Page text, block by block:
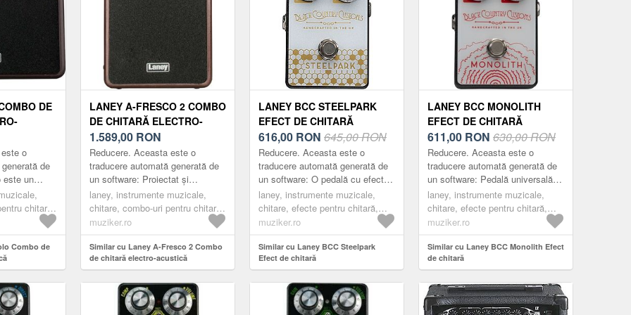
DE
o
de
este un
acustică
și portabil,
chitare,
Combo de
LANEY A-FRESCO 2 COMBO
DE CHITARĂ ELECTRO-
ACUSTICĂ
1.589,00 RON
Reducere. Aceasta este o
traducere automată generată de
un software: Proiectat și
proiectat în Marea Britanie, A-
FRESCO-2 oferă versatilitate,
portabilitate ...
laney, instrumente muzicale,
chitare, combo-uri pentru chitare,
combo-uri de chitare electro-
muziker.ro
Similar cu Laney A-Fresco 2 Combo
de chitară electro-acustică
LANEY BCC STEELPARK
EFECT DE CHITARĂ
616,00 RON 645,00 RON
Reducere. Aceasta este o
traducere automată generată de
un software: O pedală cu efect
de supraalimentare / amplificare
cu multă versatilitate și înălțime.
E...
laney, instrumente muzicale,
chitare, efecte pentru chitară,
overdrive
muziker.ro
Similar cu Laney BCC Steelpark
Efect de chitară
LANEY BCC MONOLITH
EFECT DE CHITARĂ
611,00 RON 630,00 RON
Reducere. Aceasta este o
traducere automată generată de
un software: Pedală universală
de efect overdrive / distorsiune
pentru chitare electrice. Proiectat
p...
laney, instrumente muzicale,
chitare, efecte pentru chitară,
overdrive
muziker.ro
Similar cu Laney BCC Monolith Efect
de chitară